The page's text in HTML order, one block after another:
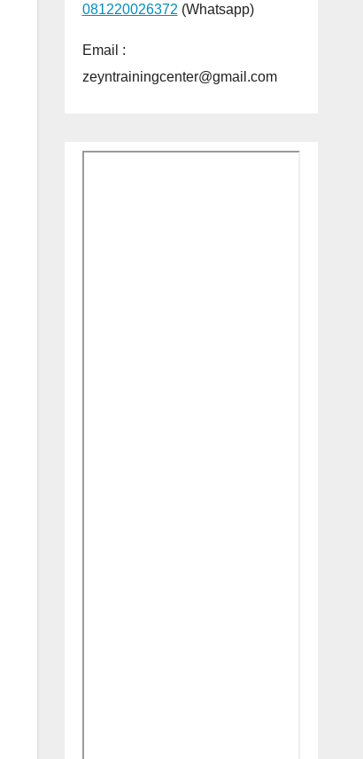
081220026372 (Whatsapp)
Email :
zeyntrainingcenter@gmail.com